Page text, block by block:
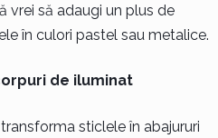
vrei să adaugi un plus de
în culori pastel sau metalice.
de iluminat
sticlele în abajururi